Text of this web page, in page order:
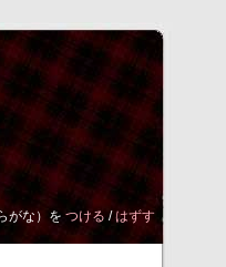
がな）を つける/はずす